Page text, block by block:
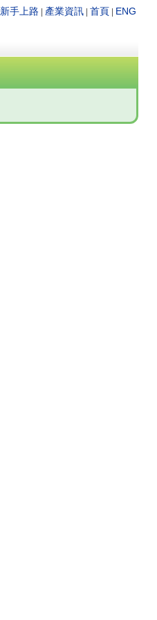
新手上路 產業資訊 |首頁 ENG